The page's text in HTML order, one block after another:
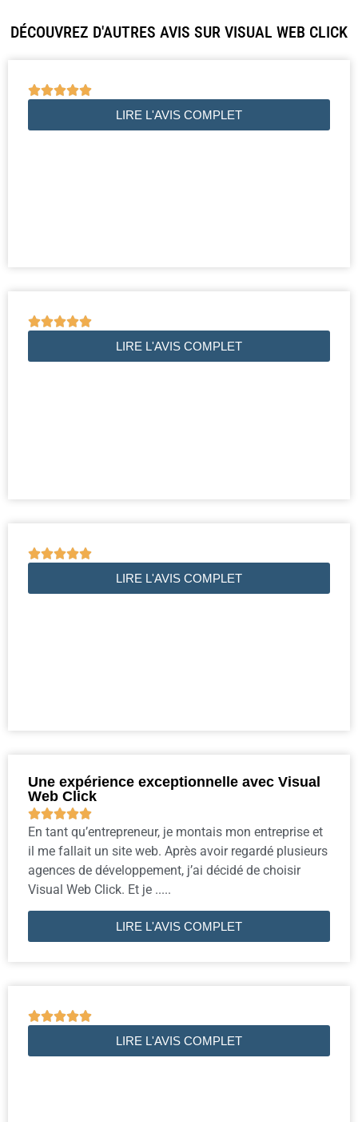
DÉCOUVREZ D'AUTRES AVIS SUR VISUAL WEB CLICK

LIRE L'AVIS COMPLET

LIRE L'AVIS COMPLET

LIRE L'AVIS COMPLET
Une expérience exceptionnelle avec Visual
Web Click

En tant qu’entrepreneur, je montais mon entreprise et
il me fallait un site web. Après avoir regardé plusieurs
agences de développement, j’ai décidé de choisir
Visual Web Click. Et je .....
LIRE L'AVIS COMPLET

LIRE L'AVIS COMPLET